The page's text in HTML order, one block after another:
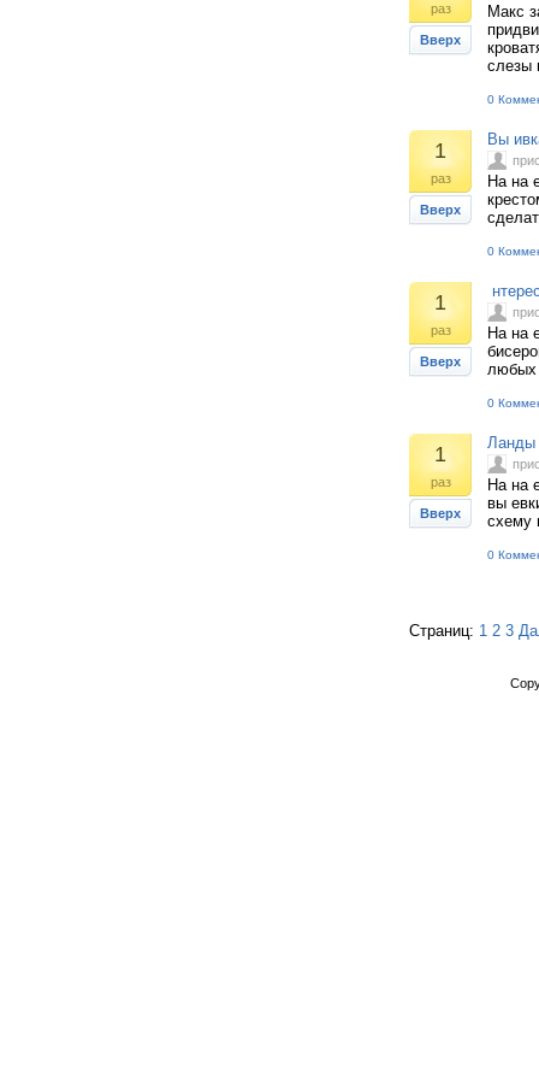
раз
Вверх
Макс
слезы
0
1
раз
Вверх
Вы
На на
0
1
раз
Вверх
На на
любых
0
1
раз
Вверх
Ланды
На на
вы
схему
0
Страниц: 1 2 3